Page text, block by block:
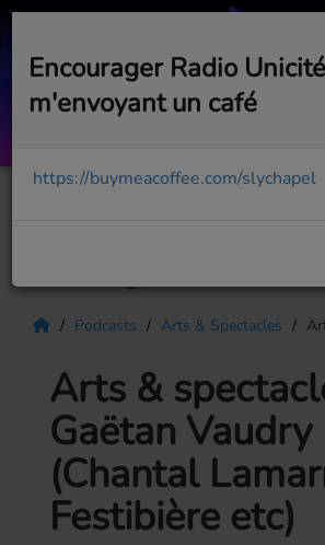
We Are Young
Podcasts Arts & Spectacles Arts &
Arts &
Gaëtan Vaudry
(Chantal
Festibière etc)
Encourager Radio
m'envoyant un café
https://buymeacoffee.com/slychapel